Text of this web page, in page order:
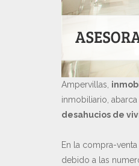
Ampervillas,
inmobiliario,
desahucios de
En la compra-
debido a las